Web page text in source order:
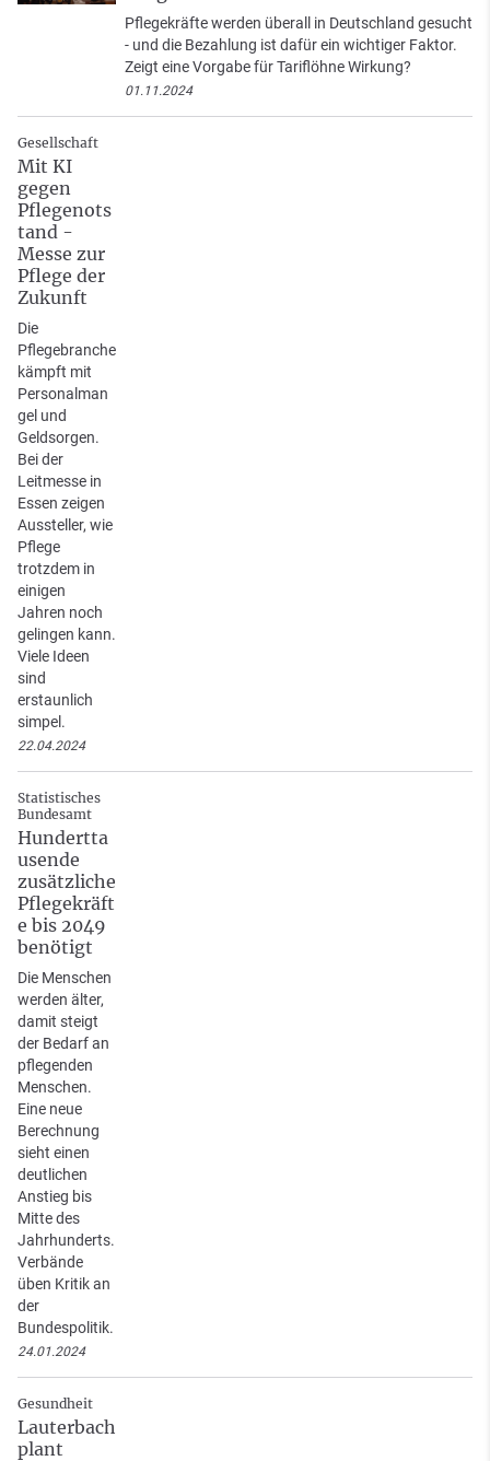
Pflegekräfte werden überall in Deutschland gesucht
- und die Bezahlung ist dafür ein wichtiger Faktor.
Zeigt eine Vorgabe für Tariflöhne Wirkung?
01.11.2024
Gesellschaft
Mit KI
gegen
Pflegenots
tand -
Messe zur
Pflege der
Zukunft
Die
Pflegebranche
kämpft mit
Personalman
gel und
Geldsorgen.
Bei der
Leitmesse in
Essen zeigen
Aussteller, wie
Pflege
trotzdem in
einigen
Jahren noch
gelingen kann.
Viele Ideen
sind
erstaunlich
simpel.
22.04.2024
Statistisches
Bundesamt
Hundertta
usende
zusätzliche
Pflegekräft
e bis 2049
benötigt
Die Menschen
werden älter,
damit steigt
der Bedarf an
pflegenden
Menschen.
Eine neue
Berechnung
sieht einen
deutlichen
Anstieg bis
Mitte des
Jahrhunderts.
Verbände
üben Kritik an
der
Bundespolitik.
24.01.2024
Gesundheit
Lauterbach
plant